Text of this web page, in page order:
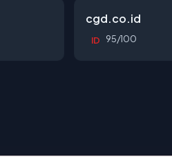
cgd.co.id
ID 95/100